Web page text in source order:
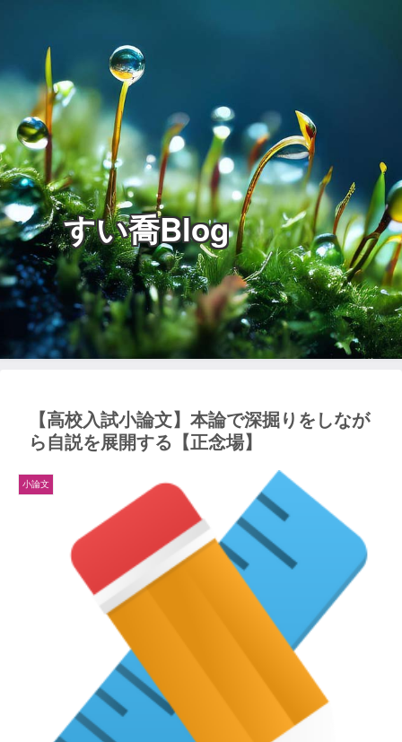
すい喬Blog
【高校入試小論文】本論で深掘りをしなが
ら自説を展開する【正念場】
小論文